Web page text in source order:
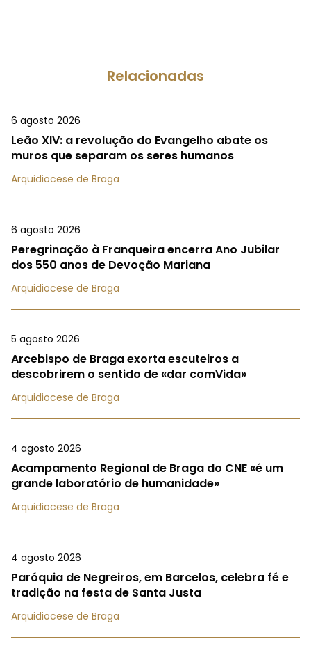
Relacionadas
6 agosto 2026
Leão XIV: a revolução do Evangelho abate os
muros que separam os seres humanos
Arquidiocese de Braga
6 agosto 2026
Peregrinação à Franqueira encerra Ano Jubilar
dos 550 anos de Devoção Mariana
Arquidiocese de Braga
5 agosto 2026
Arcebispo de Braga exorta escuteiros a
descobrirem o sentido de «dar comVida»
Arquidiocese de Braga
4 agosto 2026
Acampamento Regional de Braga do CNE «é um
grande laboratório de humanidade»
Arquidiocese de Braga
4 agosto 2026
Paróquia de Negreiros, em Barcelos, celebra fé e
tradição na festa de Santa Justa
Arquidiocese de Braga